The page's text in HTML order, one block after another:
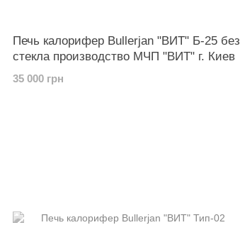
Печь калорифер Bullerjan "ВИТ" Б-25 без
стекла производство МЧП "ВИТ" г. Киев
35 000 грн